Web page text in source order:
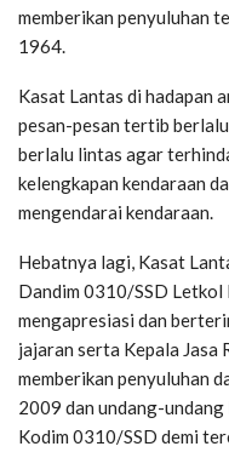
memberikan penyuluhan
1964.
Kasat Lantas di hadapan
pesan-pesan tertib
berlalu lintas agar
kelengkapan kendaraan
mengendarai kendaraan.
Hebatnya lagi, Kasat
Dandim 0310/SSD
mengapresiasi dan
jajaran serta Kepala Jasa
memberikan penyuluhan
2009 dan undang-
Kodim 0310/SSD demi